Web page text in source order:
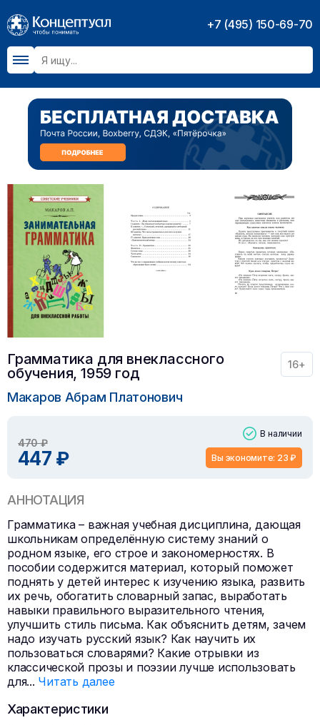
+7 (495) 150-69-70
Грамматика для внеклассного
обучения, 1959 год
16+
Макаров Абрам Платонович
470 ₽
447 ₽
В наличии
Вы экономите: 23 ₽
АННОТАЦИЯ
Грамматика – важная учебная дисциплина, дающая
школьникам определённую систему знаний о
родном языке, его строе и закономерностях. В
пособии содержится материал, который поможет
поднять у детей интерес к изучению языка, развить
их речь, обогатить словарный запас, выработать
навыки правильного выразительного чтения,
улучшить стиль письма. Как объяснить детям, зачем
надо изучать русский язык? Как научить их
пользоваться словарями? Какие отрывки из
классической прозы и поэзии лучше использовать
для... Читать далее
Характеристики